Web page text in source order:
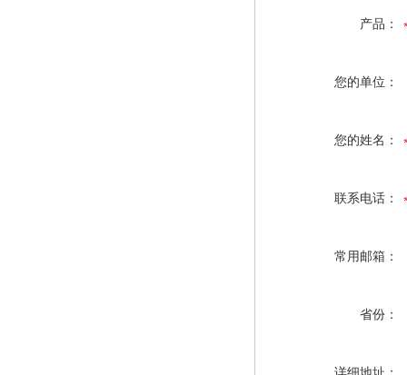
产品：
您的单位：
您的姓名：
联系电话：
常用邮箱：
省份：